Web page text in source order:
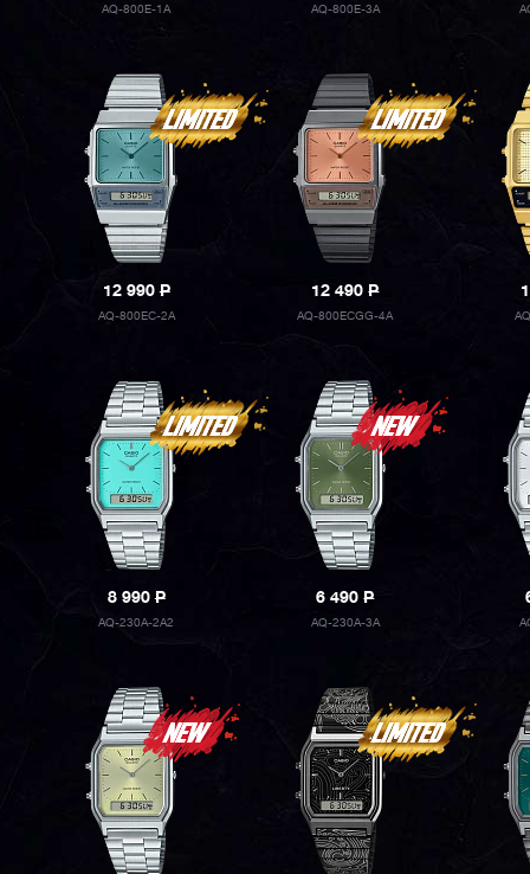
AQ-800E-1A AQ-800E-3A
12 990P
AQ-800EC-2A
12 490P
AQ-800ECGG-4A
8 990P
AQ-230A-2A2
6 490P
AQ-230A-3A